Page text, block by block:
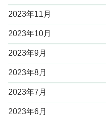
2023年11月
2023年10月
2023年9月
2023年8月
2023年7月
2023年6月